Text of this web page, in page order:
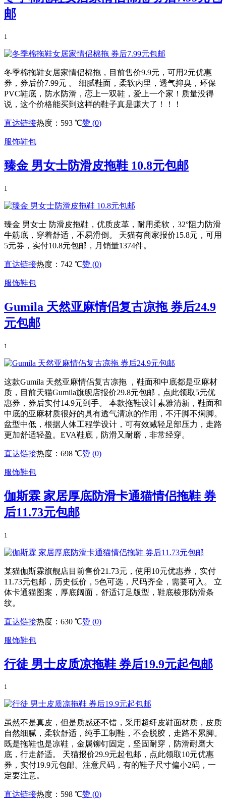
邮
1
冬季棉拖鞋女居家情侣棉拖，目前售价9.9元，可用2元优惠
券，券后价7.99元 。 细腻鞋面，柔软内里，透气抑臭，环保
PVC鞋底，防水防滑，恋上一双鞋，爱上一个家！质量没得
说，这个价格能买到这样的鞋子真是赚大了！！！
直达链接热度：593 ℃赞 (0)
服饰鞋包
臻金 男女士防滑皮拖鞋 10.8元包邮
1
臻金 男女士 防滑皮拖鞋，优质皮革，耐用柔软，32°阻力防滑
牛筋底，穿着舒适，不易滑倒。 天猫有商家报价15.8元，可用
5元券，实付10.8元包邮，月销量1374件。
直达链接热度：742 ℃赞 (0)
服饰鞋包
Gumila 天然亚麻情侣复古凉拖 券后24.9
元包邮
1
这款Gumila 天然亚麻情侣复古凉拖 ，鞋面和中底都是亚麻材
质，目前天猫Gumila旗舰店报价29.8元包邮，点此领取5元优
惠券，券后实付14.9元到手。 本款拖鞋设计素雅清新，鞋面和
中底的亚麻材质很好的具有透气清凉的作用，不汗脚不焖脚。
盆型中低，根据人体工程学设计，可有效减轻足部压力，走路
更加舒适轻盈。EVA鞋底，防滑又耐磨，非常经穿。
直达链接热度：698 ℃赞 (0)
服饰鞋包
伽斯霖 家居厚底防滑卡通猫情侣拖鞋 券
后11.73元包邮
1
某猫伽斯霖旗舰店目前售价21.73元，使用10元优惠券，实付
11.73元包邮，历史低价，5色可选，尺码齐全，需要可入。 立
体卡通猫图案，厚底阔面，舒适订足版型，鞋底棱形防滑条
纹。
直达链接热度：630 ℃赞 (0)
服饰鞋包
行徒 男士皮质凉拖鞋 券后19.9元起包邮
1
虽然不是真皮，但是质感还不错，采用超纤皮鞋面材质，皮质
自然细腻，柔软舒适，纯手工制鞋，不会脱胶，走路不累脚。
既是拖鞋也是凉鞋，金属铆钉固定，坚固耐穿，防滑耐磨大
底，行走舒适。 天猫报价29.9元起包邮，点此领取10元优惠
券，实付19.9元包邮。注意尺码，有的鞋子尺寸偏小2码，一
定要注意。
直达链接热度：598 ℃赞 (0)